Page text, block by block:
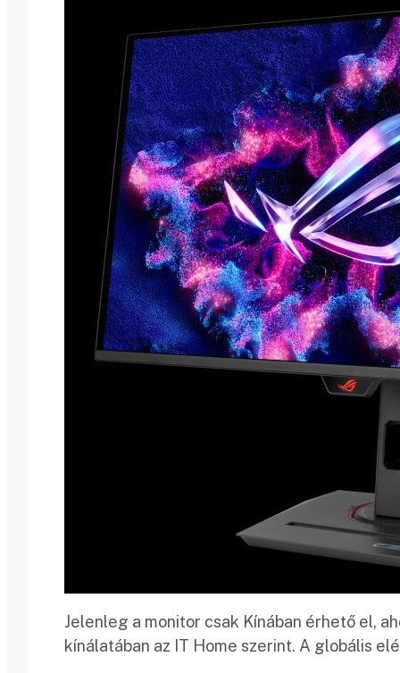
Jelenleg a monitor csak Kínában érhető el,
kínálatában az IT Home szerint. A globális